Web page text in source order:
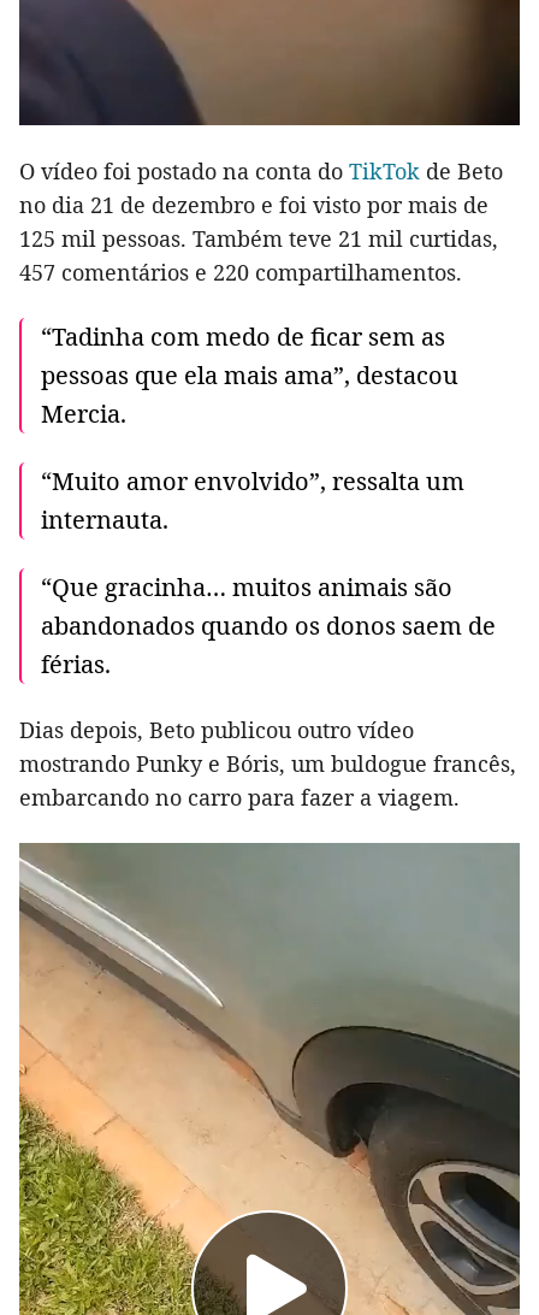
O vídeo foi postado na conta do TikTok de Beto
no dia 21 de dezembro e foi visto por mais de
125 mil pessoas. Também teve 21 mil curtidas,
457 comentários e 220 compartilhamentos.
“Tadinha com medo de ficar sem as
pessoas que ela mais ama”, destacou
Mercia.
“Muito amor envolvido”, ressalta um
internauta.
“Que gracinha… muitos animais são
abandonados quando os donos saem de
férias.
Dias depois, Beto publicou outro vídeo
mostrando Punky e Bóris, um buldogue francês,
embarcando no carro para fazer a viagem.